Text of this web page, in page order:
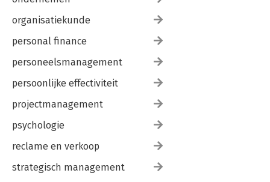
organisatiekunde
personal finance
personeelsmanagement
persoonlijke effectiviteit
projectmanagement
psychologie
reclame en verkoop
strategisch management